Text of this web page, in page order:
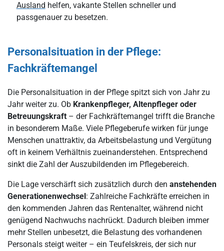
Ausland helfen, vakante Stellen schneller und
passgenauer zu besetzen.
Personalsituation in der Pflege:
Fachkräftemangel
Die Personalsituation in der Pflege spitzt sich von Jahr zu
Jahr weiter zu. Ob Krankenpfleger, Altenpfleger oder
Betreuungskraft – der Fachkräftemangel trifft die Branche
in besonderem Maße. Viele Pflegeberufe wirken für junge
Menschen unattraktiv, da Arbeitsbelastung und Vergütung
oft in keinem Verhältnis zueinanderstehen. Entsprechend
sinkt die Zahl der Auszubildenden im Pflegebereich.
Die Lage verschärft sich zusätzlich durch den anstehenden
Generationenwechsel: Zahlreiche Fachkräfte erreichen in
den kommenden Jahren das Rentenalter, während nicht
genügend Nachwuchs nachrückt. Dadurch bleiben immer
mehr Stellen unbesetzt, die Belastung des vorhandenen
Personals steigt weiter – ein Teufelskreis, der sich nur